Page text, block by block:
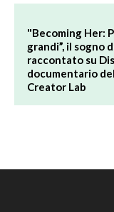
"Becoming Her:
grandi”, il sogno
raccontato su
documentario
Creator Lab